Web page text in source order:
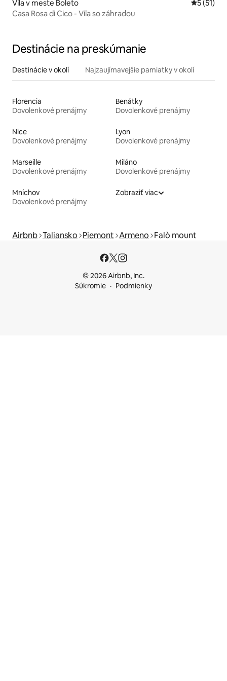
Vila v meste Boleto
5 (51)
Casa Rosa di Cico - Vila so záhradou
Destinácie na preskúmanie
Destinácie v okolí Najzaujímavejšie pamiatky v okolí
Florencia
Dovolenkové prenájmy
Benátky
Dovolenkové prenájmy
Nice
Dovolenkové prenájmy
Lyon
Dovolenkové prenájmy
Marseille
Dovolenkové prenájmy
Miláno
Dovolenkové prenájmy
Mníchov
Dovolenkové prenájmy
Zobraziť viac
Airbnb Taliansko Piemont Armeno Falò mount
© 2026 Airbnb, Inc.
Súkromie
Podmienky